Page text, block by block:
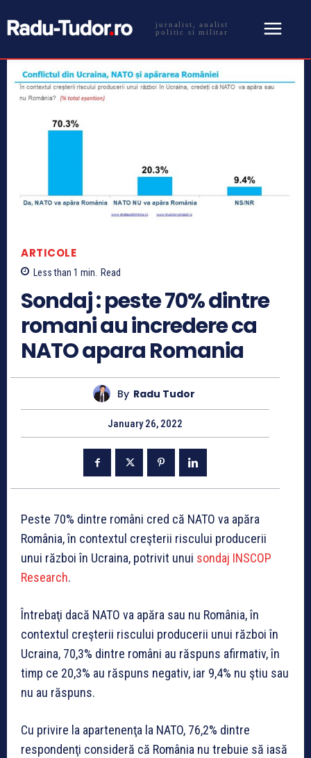
jurnalist, analist
politic si militar
ARTICOLE
Less than 1 min. Read
Sondaj : peste 70% dintre
romani au incredere ca
NATO apara Romania
By Radu Tudor
January 26, 2022
Peste 70% dintre români cred că NATO va apăra
România, în contextul creşterii riscului producerii
unui război în Ucraina, potrivit unui sondaj INSCOP
Research.
Întrebaţi dacă NATO va apăra sau nu România, în
contextul creşterii riscului producerii unui război în
Ucraina, 70,3% dintre români au răspuns afirmativ, în
timp ce 20,3% au răspuns negativ, iar 9,4% nu ştiu sau
nu au răspuns.
Cu privire la apartenenţa la NATO, 76,2% dintre
respondenţi consideră că România nu trebuie să iasă